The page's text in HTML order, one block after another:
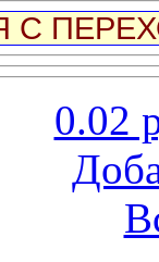
С
0.02